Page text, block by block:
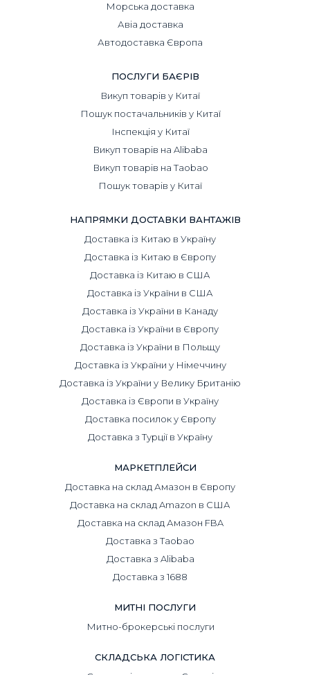
Морська доставка
Авіа доставка
Автодоставка Європа
ПОСЛУГИ БАЄРІВ
Викуп товарів у Китаї
Пошук постачальників у Китаї
Інспекція у Китаї
Викуп товарів на Alibaba
Викуп товарів на Taobao
Пошук товарів у Китаї
НАПРЯМКИ ДОСТАВКИ ВАНТАЖІВ
Доставка із Китаю в Україну
Доставка із Китаю в Європу
Доставка із Китаю в США
Доставка із України в США
Доставка із України в Канаду
Доставка із України в Європу
Доставка із України в Польщу
Доставка із України у Німеччину
Доставка із України у Велику Британію
Доставка із Європи в Україну
Доставка посилок у Європу
Доставка з Турції в Україну
МАРКЕТПЛЕЙСИ
Доставка на склад Амазон в Європу
Доставка на склад Amazon в США
Доставка на склад Амазон FBA
Доставка з Taobao
Доставка з Alibaba
Доставка з 1688
МИТНІ ПОСЛУГИ
Митно-брокерські послуги
СКЛАДСЬКА ЛОГІСТИКА